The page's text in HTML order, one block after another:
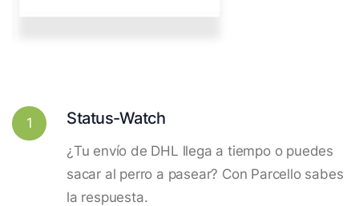
1 Status-Watch
¿Tu envío de DHL llega a tiempo o puedes
sacar al perro a pasear? Con Parcello sabes
la respuesta.